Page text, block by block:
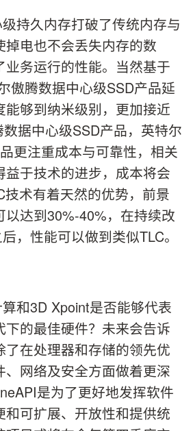
持久内存打破了传统内存与
电也不会丢失内存的数
务运行的性能。当然基于
傲腾数据中心级SSD产品延
能够到纳米级别，更加接近
据中心级SSD产品，英特尔
更注重成本与可靠性，相关
益于技术的进步，成本将会
技术有着天然的优势，前景
以达到30%-40%，在持续改
，性能可以做到类似TLC。
和3D Xpoint是否能够代表
下的最佳硬件？未来会告诉
了在处理器和存储的领先优
、网络及安全方面做着更深
是为了更好地发挥软件
和可扩展、开放性和提供统